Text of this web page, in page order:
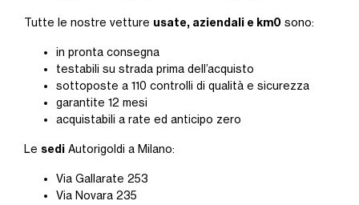
Tutte le nostre vetture usate, aziendali e km0 sono:
in pronta consegna
testabili su strada prima dell’acquisto
sottoposte a 110 controlli di qualità e sicurezza
garantite 12 mesi
acquistabili a rate ed anticipo zero
Le sedi Autorigoldi a Milano:
Via Gallarate 253
Via Novara 235